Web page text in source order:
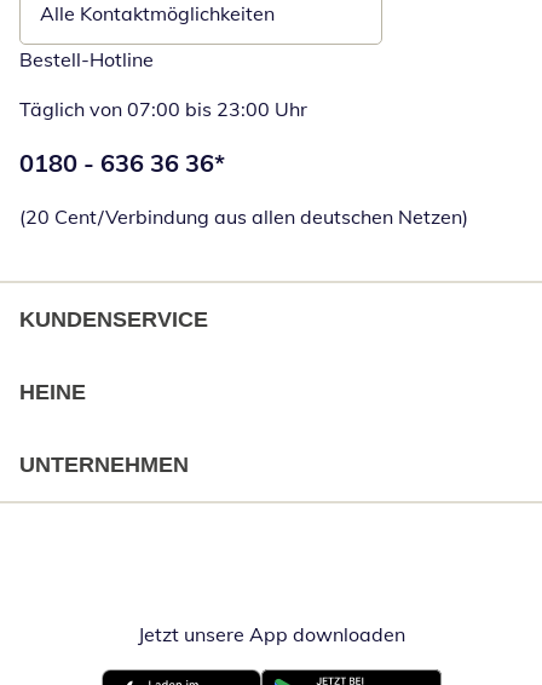
Alle Kontaktmöglichkeiten
Bestell-Hotline
Täglich von 07:00 bis 23:00 Uhr
Telefonnummer:
0180 - 636 36 36*
(20 Cent/Verbindung aus allen deutschen Netzen)
KUNDENSERVICE
HEINE
UNTERNEHMEN
Jetzt unsere App downloadenÖffnet in